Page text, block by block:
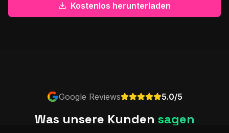
Kostenlos herunterladen
Google Reviews 5.0/5
Was unsere Kunden sagen